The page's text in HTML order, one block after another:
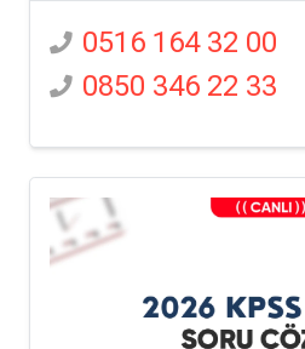
0516 164 32 00
0850 346 22 33